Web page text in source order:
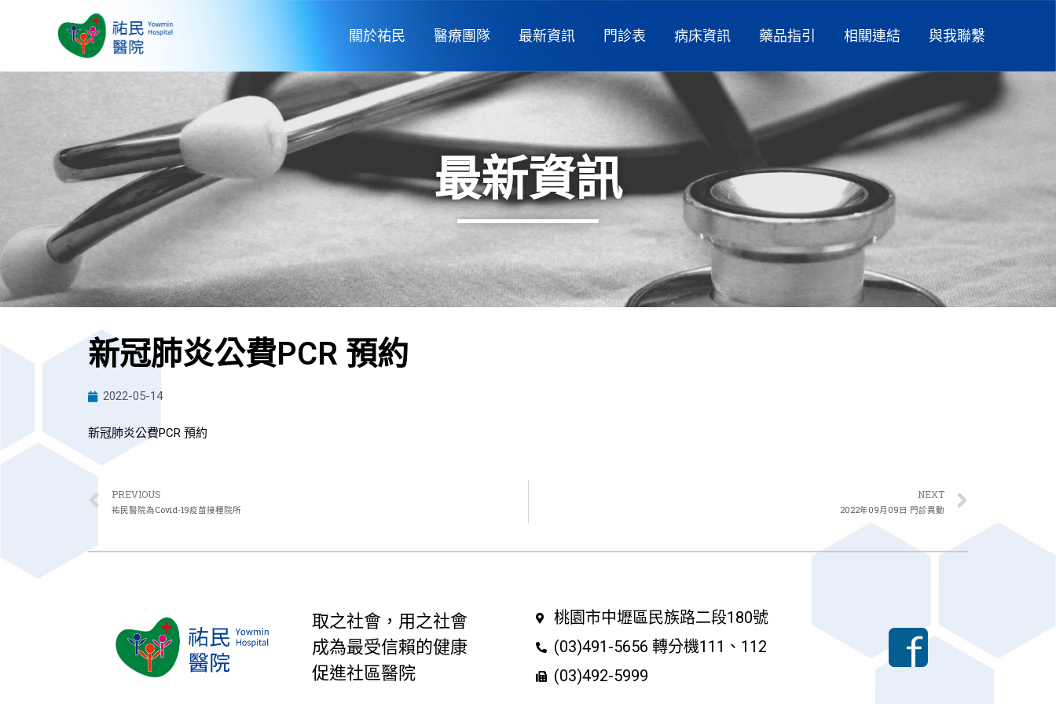
關於祐民 醫療團隊 最新資訊 門診表 病床資訊 藥品指引 相關連結 與我聯繫
最新資訊
新冠肺炎公費PCR 預約
2022-05-14
新冠肺炎公費PCR 預約
PREVIOUS
祐民醫院為Covid-19疫苗接種院所
NEXT
2022年09月09日 門診異動
取之社會，用之社會
成為最受信賴的健康
促進社區醫院
桃園市中壢區民族路二段180號
(03)491-5656 轉分機111、112
(03)492-5999